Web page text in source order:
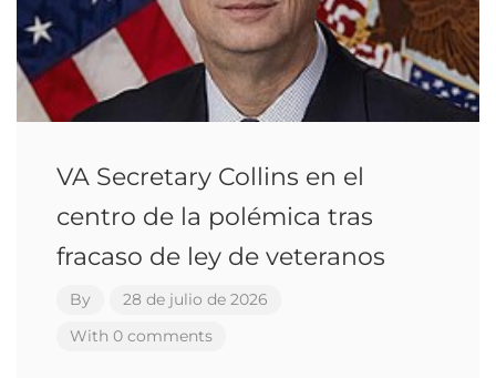
VA Secretary Collins en el
centro de la polémica tras
fracaso de ley de veteranos
By
28 de julio de 2026
With 0 comments